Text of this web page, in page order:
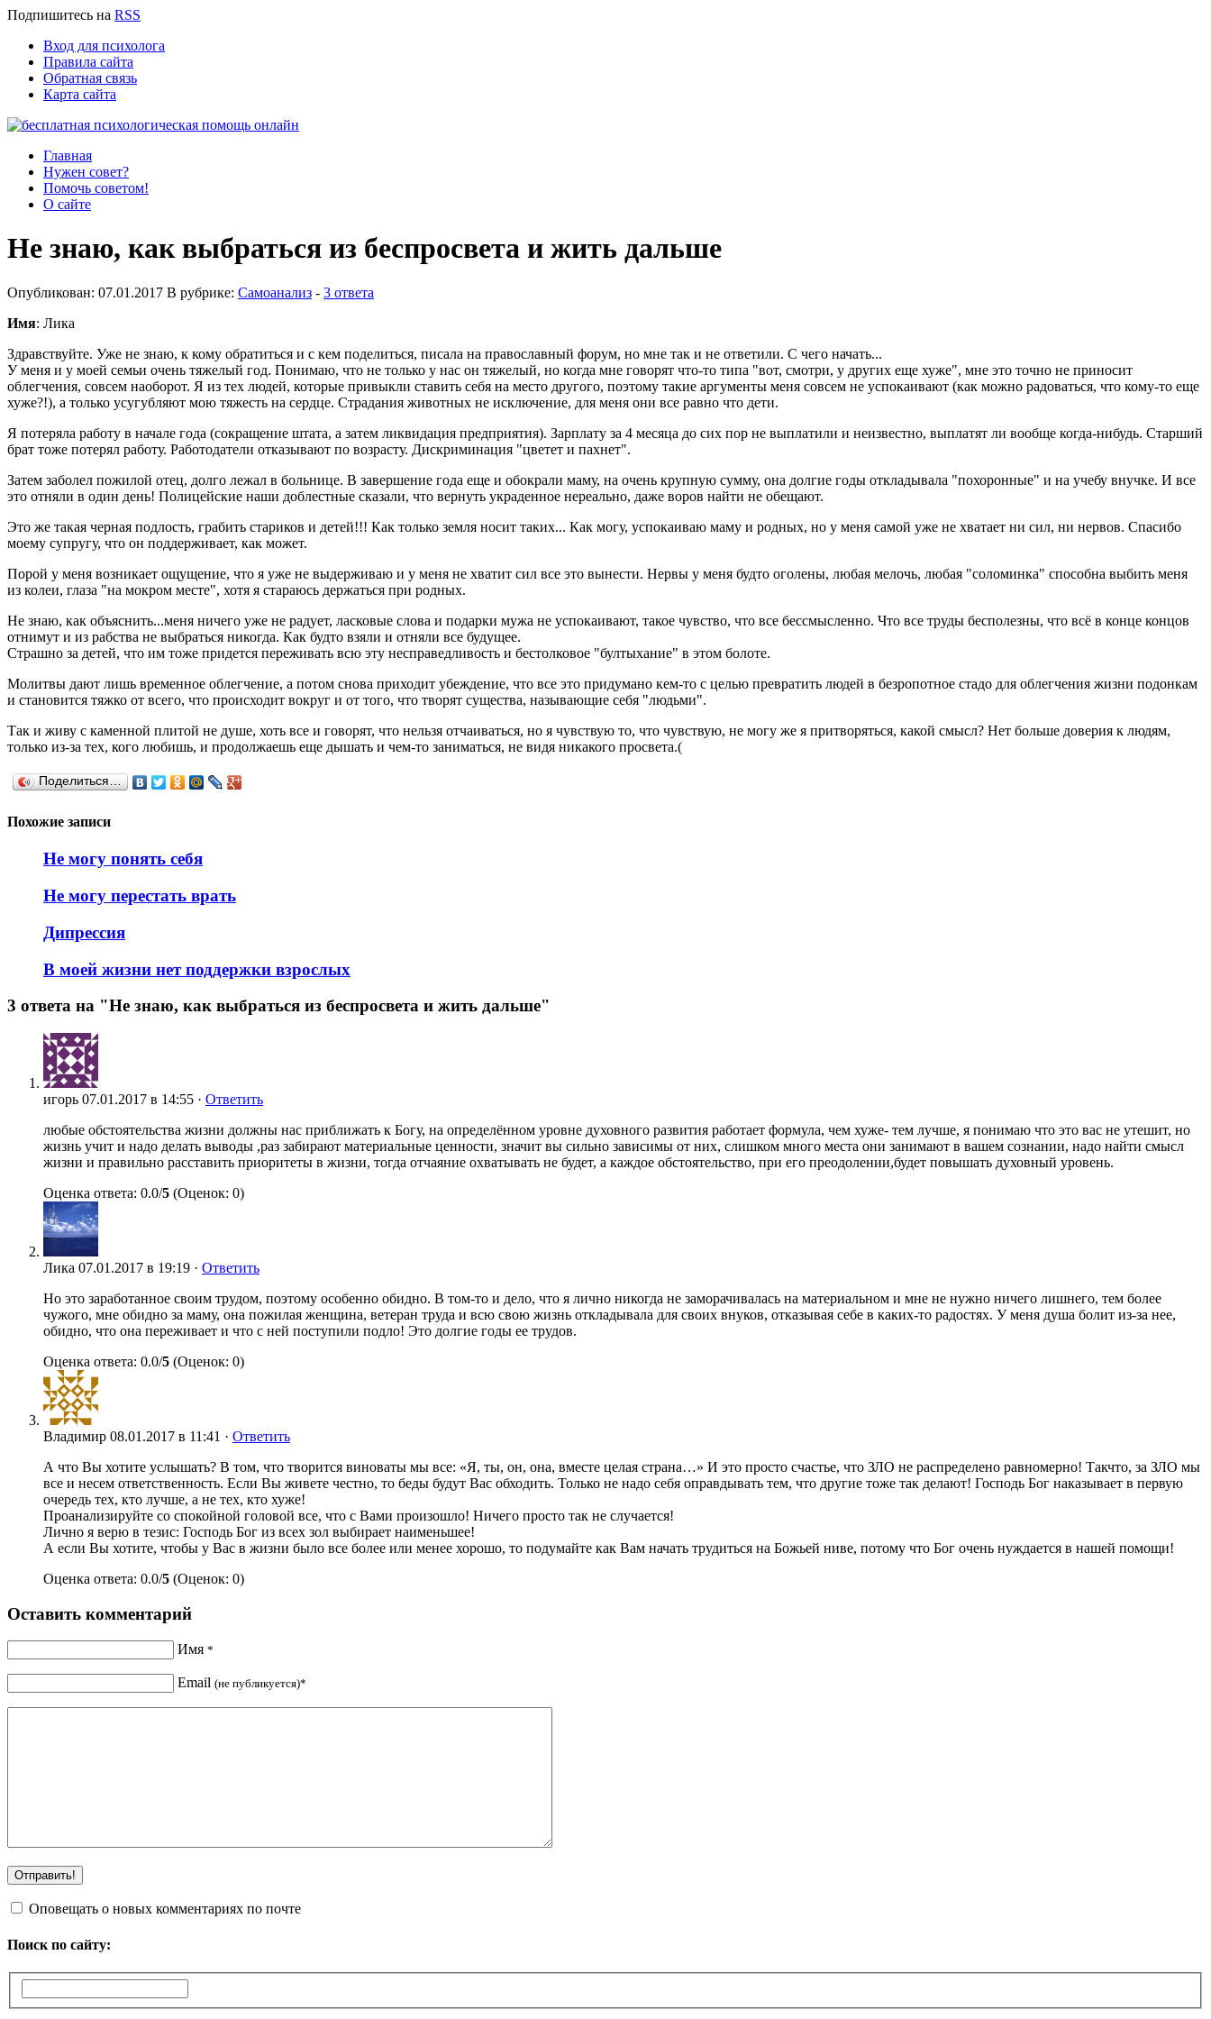
Подпишитесь на RSS
Вход для психолога
Правила сайта
Обратная связь
Карта сайта
Главная
Нужен совет?
Помочь советом!
О сайте
Не знаю, как выбраться из беспросвета и жить дальше
Опубликован: 07.01.2017 В рубрике: Самоанализ - 3 ответа
Имя: Лика
Здравствуйте. Уже не знаю, к кому обратиться и с кем поделиться, писала на православный форум, но мне так и не ответили. С чего начать...
У меня и у моей семьи очень тяжелый год. Понимаю, что не только у нас он тяжелый, но когда мне говорят что-то типа "вот, смотри, у других еще хуже", мне это точно не приносит
облегчения, совсем наоборот. Я из тех людей, которые привыкли ставить себя на место другого, поэтому такие аргументы меня совсем не успокаивают (как можно радоваться, что кому-то еще
хуже?!), а только усугубляют мою тяжесть на сердце. Страдания животных не исключение, для меня они все равно что дети.
Я потеряла работу в начале года (сокращение штата, а затем ликвидация предприятия). Зарплату за 4 месяца до сих пор не выплатили и неизвестно, выплатят ли вообще когда-нибудь. Старший
брат тоже потерял работу. Работодатели отказывают по возрасту. Дискриминация "цветет и пахнет".
Затем заболел пожилой отец, долго лежал в больнице. В завершение года еще и обокрали маму, на очень крупную сумму, она долгие годы откладывала "похоронные" и на учебу внучке. И все
это отняли в один день! Полицейские наши доблестные сказали, что вернуть украденное нереально, даже воров найти не обещают.
Это же такая черная подлость, грабить стариков и детей!!! Как только земля носит таких... Как могу, успокаиваю маму и родных, но у меня самой уже не хватает ни сил, ни нервов. Спасибо
моему супругу, что он поддерживает, как может.
Порой у меня возникает ощущение, что я уже не выдерживаю и у меня не хватит сил все это вынести. Нервы у меня будто оголены, любая мелочь, любая "соломинка" способна выбить меня
из колеи, глаза "на мокром месте", хотя я стараюсь держаться при родных.
Не знаю, как объяснить...меня ничего уже не радует, ласковые слова и подарки мужа не успокаивают, такое чувство, что все бессмысленно. Что все труды бесполезны, что всё в конце концов
отнимут и из рабства не выбраться никогда. Как будто взяли и отняли все будущее.
Страшно за детей, что им тоже придется переживать всю эту несправедливость и бестолковое "бултыхание" в этом болоте.
Молитвы дают лишь временное облегчение, а потом снова приходит убеждение, что все это придумано кем-то с целью превратить людей в безропотное стадо для облегчения жизни подонкам
и становится тяжко от всего, что происходит вокруг и от того, что творят существа, называющие себя "людьми".
Так и живу с каменной плитой не душе, хоть все и говорят, что нельзя отчаиваться, но я чувствую то, что чувствую, не могу же я притворяться, какой смысл? Нет больше доверия к людям,
только из-за тех, кого любишь, и продолжаешь еще дышать и чем-то заниматься, не видя никакого просвета.(
Поделиться…
Похожие записи
Не могу понять себя
Не могу перестать врать
Дипрессия
В моей жизни нет поддержки взрослых
3 ответа на "Не знаю, как выбраться из беспросвета и жить дальше"
игорь 07.01.2017 в 14:55 · Ответить
любые обстоятельства жизни должны нас приближать к Богу, на определённом уровне духовного развития работает формула, чем хуже- тем лучше, я понимаю что это вас не утешит, но
жизнь учит и надо делать выводы ,раз забирают материальные ценности, значит вы сильно зависимы от них, слишком много места они занимают в вашем сознании, надо найти смысл
жизни и правильно расставить приоритеты в жизни, тогда отчаяние охватывать не будет, а каждое обстоятельство, при его преодолении,будет повышать духовный уровень.
Оценка ответа: 0.0/5 (Оценок: 0)
Лика 07.01.2017 в 19:19 · Ответить
Но это заработанное своим трудом, поэтому особенно обидно. В том-то и дело, что я лично никогда не заморачивалась на материальном и мне не нужно ничего лишнего, тем более
чужого, мне обидно за маму, она пожилая женщина, ветеран труда и всю свою жизнь откладывала для своих внуков, отказывая себе в каких-то радостях. У меня душа болит из-за нее,
обидно, что она переживает и что с ней поступили подло! Это долгие годы ее трудов.
Оценка ответа: 0.0/5 (Оценок: 0)
Владимир 08.01.2017 в 11:41 · Ответить
А что Вы хотите услышать? В том, что творится виноваты мы все: «Я, ты, он, она, вместе целая страна…» И это просто счастье, что ЗЛО не распределено равномерно! Такчто, за ЗЛО мы
все и несем ответственность. Если Вы живете честно, то беды будут Вас обходить. Только не надо себя оправдывать тем, что другие тоже так делают! Господь Бог наказывает в первую
очередь тех, кто лучше, а не тех, кто хуже!
Проанализируйте со спокойной головой все, что с Вами произошло! Ничего просто так не случается!
Лично я верю в тезис: Господь Бог из всех зол выбирает наименьшее!
А если Вы хотите, чтобы у Вас в жизни было все более или менее хорошо, то подумайте как Вам начать трудиться на Божьей ниве, потому что Бог очень нуждается в нашей помощи!
Оценка ответа: 0.0/5 (Оценок: 0)
Оставить комментарий
Имя *
Email (не публикуется)*
Оповещать о новых комментариях по почте
Поиск по сайту: